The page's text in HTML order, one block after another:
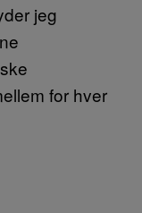
jeg
for hver